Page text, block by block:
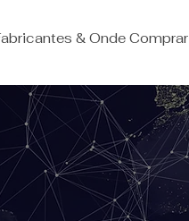
& Onde Comprar